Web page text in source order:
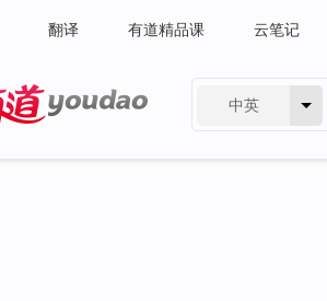
翻译 有道精品课 云笔记
中英